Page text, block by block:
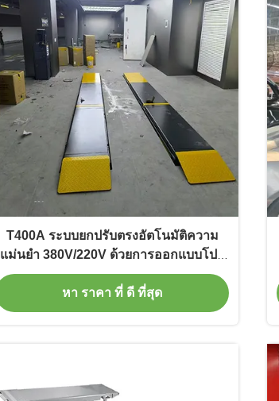
T400A ระบบยกปรับตรงอัตโนมัติความ
แม่นยํา 380V/220V ด้วยการออกแบบโปร
ไฟล์ต่ํา
หา ราคา ที่ ดี ที่สุด